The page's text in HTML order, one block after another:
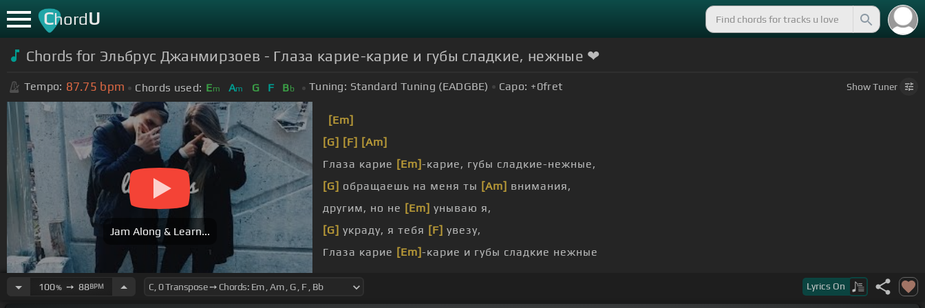
ChordU
Chords for Эльбрус Джанмирзоев - Глаза карие-карие и губы сладкие, нежные ❤
Tempo: 87.75 bpm Chords used: Em Am G F Bb Tuning: Standard Tuning (EADGBE) Capo: +0fret ShowTuner
Jam Along & Learn...
[Em]
[G] [F] [Am]
Глаза карие [Em]-карие, губы сладкие-нежные,
[G] обращаешь на меня ты [Am] внимания,
другим, но не [Em] унываю я,
[G] украду, я тебя [F] увезу,
Глаза карие [Em]-карие и губы сладкие нежные
100%➙ 88BPM Lyrics On